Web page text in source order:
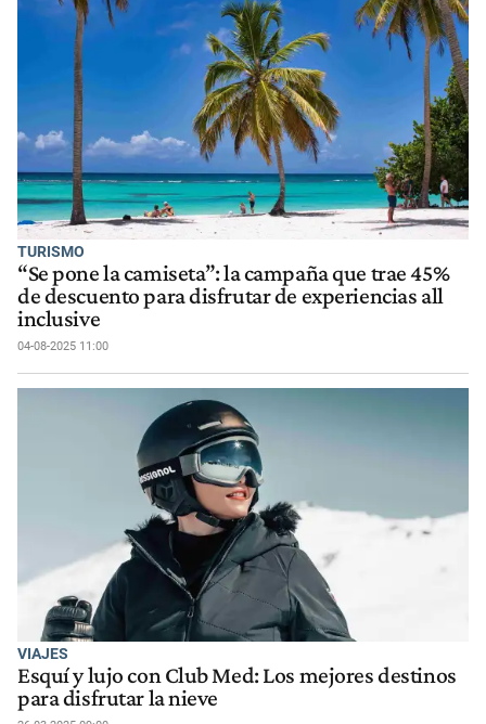
TURISMO
“Se pone la camiseta”: la campaña que trae 45%
de descuento para disfrutar de experiencias all
inclusive
04-08-2025 11:00
VIAJES
Esquí y lujo con Club Med: Los mejores destinos
para disfrutar la nieve